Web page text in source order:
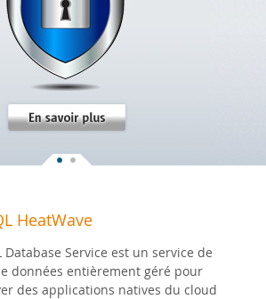
HeatWave
Database Service est un service de
données entièrement géré pour
des applications natives du cloud